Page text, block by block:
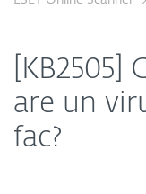
are un
fac?